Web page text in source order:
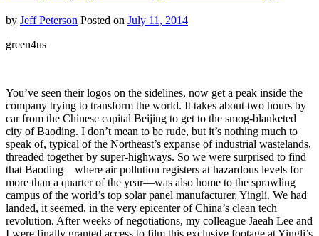
by Jeff Peterson Posted on July 11, 2014
green4us
You’ve seen their logos on the sidelines, now get a peak inside the
company trying to transform the world. It takes about two hours by
car from the Chinese capital Beijing to get to the smog-blanketed
city of Baoding. I don’t mean to be rude, but it’s nothing much to
speak of, typical of the Northeast’s expanse of industrial wastelands,
threaded together by super-highways. So we were surprised to find
that Baoding—where air pollution registers at hazardous levels for
more than a quarter of the year—was also home to the sprawling
campus of the world’s top solar panel manufacturer, Yingli. We had
landed, it seemed, in the very epicenter of China’s clean tech
revolution. After weeks of negotiations, my colleague Jaeah Lee and
I were finally granted access to film this exclusive footage at Yingli’s